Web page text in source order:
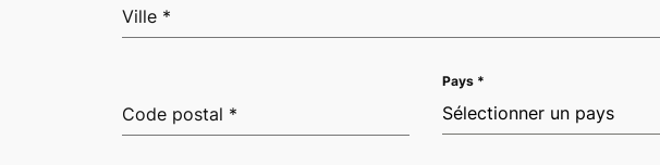
Ville *
Code postal *
Pays *
Sélectionner un pays